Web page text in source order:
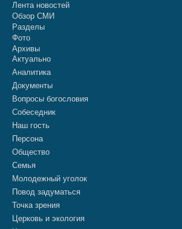
Лента новостей
Обзор СМИ
Разделы
Фото
Архивы
Актуально
Аналитика
Документы
Вопросы богословия
Собеседник
Наш гость
Персона
Общество
Семья
Молодежный уголок
Повод задуматься
Точка зрения
Церковь и экология